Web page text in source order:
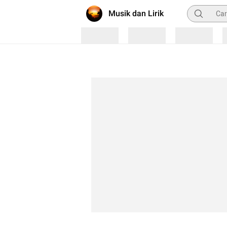
Musik dan Lirik Pencarian